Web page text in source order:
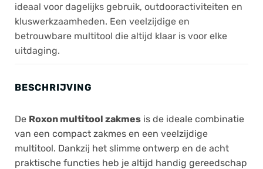
ideaal voor dagelijks gebruik, outdooractiviteiten en
kluswerkzaamheden. Een veelzijdige en
betrouwbare multitool die altijd klaar is voor elke
uitdaging.
BESCHRIJVING
De Roxon multitool zakmes is de ideale combinatie
van een compact zakmes en een veelzijdige
multitool. Dankzij het slimme ontwerp en de acht
praktische functies heb je altijd handig gereedschap